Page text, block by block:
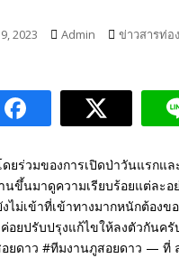
2023 Admin ข่าวสารท่อ
ยร่วมของการเปิดป่าวันแรกแ
ขึ้นมาดูความเรียบร้อยแต่ละอ
ไม่เข้าที่เข้าทางมากหนักต้องข
อยปรับปรุงแก้ไขให้ลงตัวกันครั
ยดาว #ทีมงานภูสอยดาว — ที่